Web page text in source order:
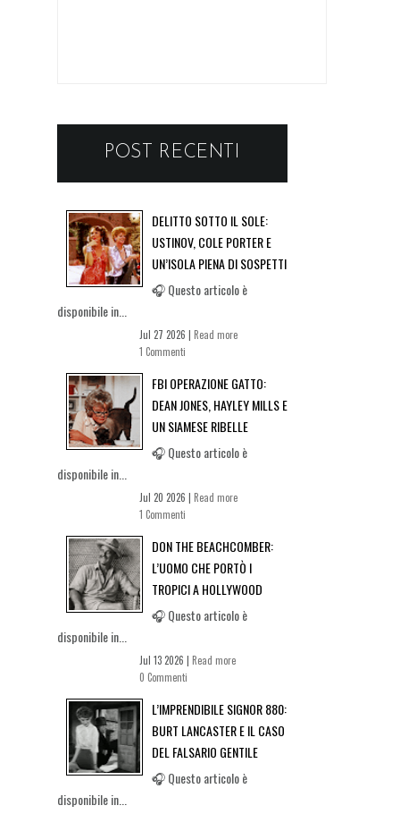
POST RECENTI
DELITTO SOTTO IL SOLE:
USTINOV, COLE PORTER E
UN’ISOLA PIENA DI SOSPETTI
🎧 Questo articolo è
disponibile in...
Jul 27 2026 | Read more
1 Commenti
FBI OPERAZIONE GATTO:
DEAN JONES, HAYLEY MILLS E
UN SIAMESE RIBELLE
🎧 Questo articolo è
disponibile in...
Jul 20 2026 | Read more
1 Commenti
DON THE BEACHCOMBER:
L’UOMO CHE PORTÒ I
TROPICI A HOLLYWOOD
🎧 Questo articolo è
disponibile in...
Jul 13 2026 | Read more
0 Commenti
L’IMPRENDIBILE SIGNOR 880:
BURT LANCASTER E IL CASO
DEL FALSARIO GENTILE
🎧 Questo articolo è
disponibile in...